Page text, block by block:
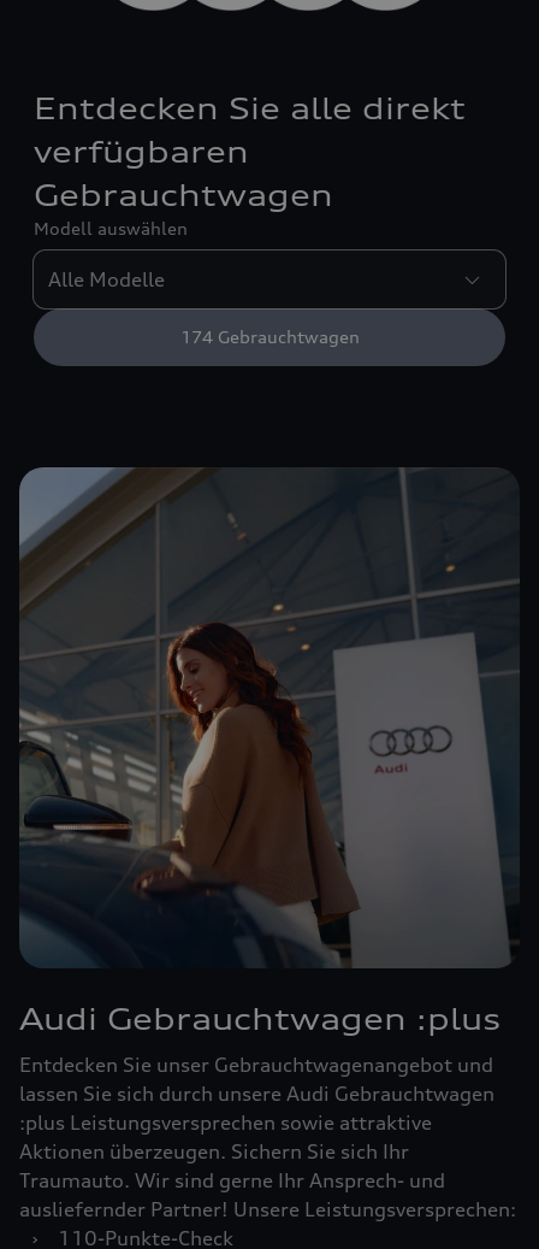
Entdecken Sie alle direkt
verfügbaren
Gebrauchtwagen
Modell auswählen
174 Gebrauchtwagen
Audi Gebrauchtwagen :plus
Entdecken Sie unser Gebrauchtwagenangebot und
lassen Sie sich durch unsere Audi Gebrauchtwagen
:plus Leistungsversprechen sowie attraktive
Aktionen überzeugen. Sichern Sie sich Ihr
Traumauto. Wir sind gerne Ihr Ansprech- und
ausliefernder Partner! Unsere Leistungsversprechen:
›
110-Punkte-Check